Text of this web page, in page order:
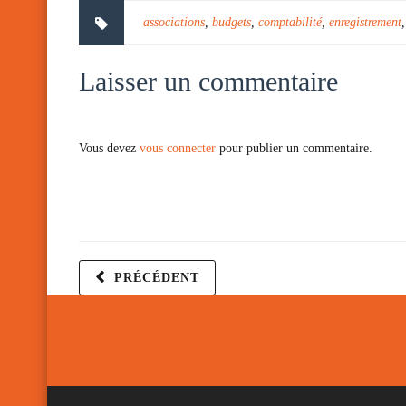
associations, budgets, comptabilité, enregistrement,
Laisser un commentaire
Vous devez vous connecter pour publier un commentaire.
PRÉCÉDENT